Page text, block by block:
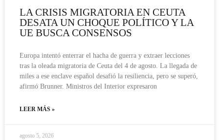
LA CRISIS MIGRATORIA EN CEUTA
DESATA UN CHOQUE POLÍTICO Y LA
UE BUSCA CONSENSOS
Europa intentó enterrar el hacha de guerra y extraer lecciones
tras la oleada migratoria de Ceuta del 4 de agosto. La llegada de
miles a ese enclave español desafió la resiliencia, pero se superó,
afirmó Brunner. Ministros del Interior expresaron
LEER MÁS »
agosto 5, 2026